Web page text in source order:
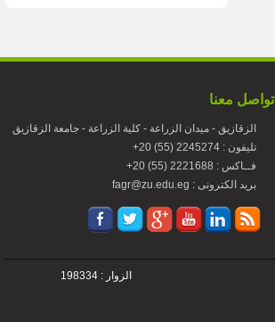
تواصل معنا
الزقازيق - ميدان الزراعة - كلية الزراعة - جامعة الزقازيق
+تليفون : 2245274 (55) 20
+فــاكس : 2221688 (55) 20
fagr@zu.edu.eg : بريد الكترونى
الزوار : 198334